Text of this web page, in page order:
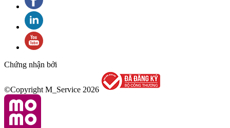
Chứng nhận bởi
©Copyright M_Service 2026